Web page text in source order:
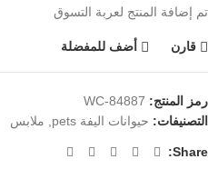
تم إضافة المنتج لعربة التسوق
قارن أضف للمفضلة
رمز المنتج: WC-84887
التصنيفات: حيوانات اليفة pets ملابس
Share: